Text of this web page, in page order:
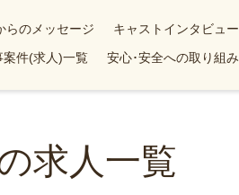
らのメッセージ
キャストインタビュー
案件(求人)一覧 安心･安全への取り組み
求人一覧